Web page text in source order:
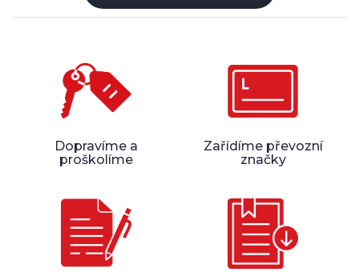
Dopravíme a
proškolíme
Zařídíme převozní
značky